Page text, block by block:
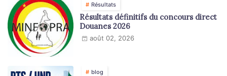
Résultats
Résultats définitifs du concours direct
Douanes 2026
août 02, 2026
blog